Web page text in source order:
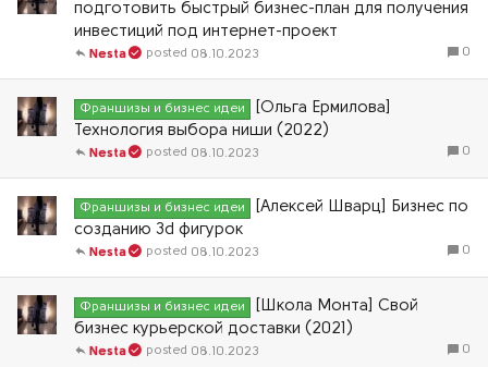
подготовить быстрый бизнес-план для получения
инвестиций под интернет-проект
0
08.10.2023
Nesta
Франшизы и бизнес идеи
[Ольга Ермилова]
Технология выбора ниши (2022)
0
08.10.2023
Nesta
Франшизы и бизнес идеи
[Алексей Шварц] Бизнес по
созданию 3d фигурок
0
08.10.2023
Nesta
Франшизы и бизнес идеи
[Школа Монта] Свой
бизнес курьерской доставки (2021)
0
08.10.2023
Nesta